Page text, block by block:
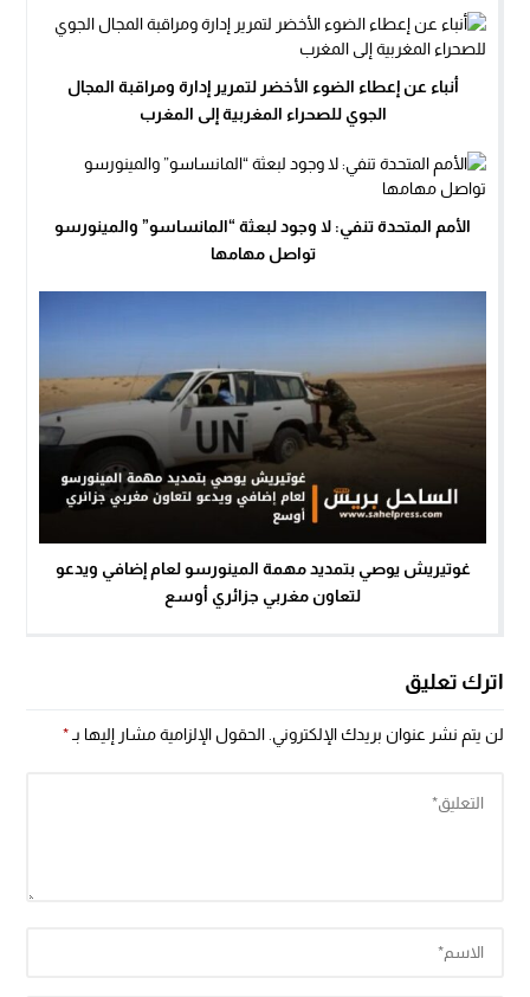
أنباء عن إعطاء الضوء الأخضر لتمرير إدارة ومراقبة المجال
الجوي للصحراء المغربية إلى المغرب
الأمم المتحدة تنفي: لا وجود لبعثة “المانساسو” والمينورسو
تواصل مهامها
غوتيريش يوصي بتمديد مهمة المينورسو لعام إضافي ويدعو
لتعاون مغربي جزائري أوسع
اترك تعليق
لن يتم نشر عنوان بريدك الإلكتروني. الحقول الإلزامية مشار إليها بـ*